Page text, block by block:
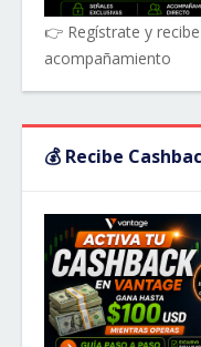
👉 Regístrate y
acompañamiento
💰 Recibe